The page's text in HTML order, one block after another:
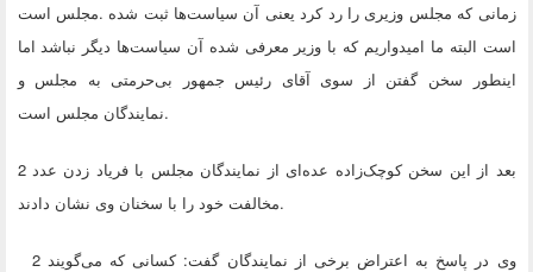
مجلس است. زمانی که مجلس وزیری را رد کرد یعنی آن سیاست‌ها ثبت شده
است البته ما امیدواریم که با وزیر معرفی شده آن سیاست‌ها دیگر نباشد اما
اینطور سخن گفتن از سوی آقای رئیس جمهور بی‌حرمتی به مجلس و
نمایندگان مجلس است.
بعد از این سخن کوچک‌زاده عد‌ه‌ای از نمایندگان مجلس با فریاد زدن عدد 2
مخالفت خود را با سخنان وی نشان دادند.
وی در پاسخ به اعتراض برخی از نمایندگان گفت: کسانی که می‌گویند 2